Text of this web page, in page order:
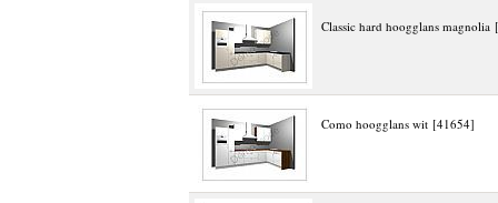
Classic hard hoogglans magnolia
Como hoogglans wit [41654]